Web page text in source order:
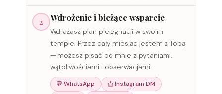
2 Wdrożenie i bieżące wsparcie
Wdrażasz plan pielęgnacji w swoim
tempie. Przez cały miesiąc jestem z Tobą
— możesz pisać do mnie z pytaniami,
wątpliwościami i obserwacjami.
💬 WhatsApp 📩 Instagram DM